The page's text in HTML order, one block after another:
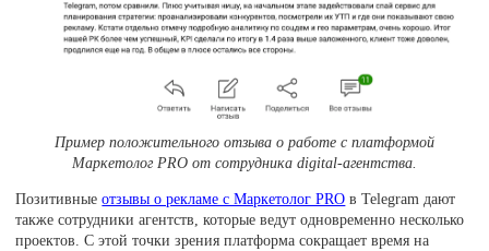
Пример положительного отзыва о работе с платформой
Маркетолог PRO от сотрудника digital-агентства.
Позитивныеотзывы о рекламе с Маркетолог PRO в Telegram дают
также сотрудники агентств, которые ведут одновременно несколько
проектов. С этой точки зрения платформа сокращает время на